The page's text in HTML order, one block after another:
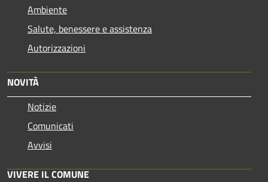
Ambiente
Salute, benessere e assistenza
Autorizzazioni
NOVITÀ
Notizie
Comunicati
Avvisi
VIVERE IL COMUNE